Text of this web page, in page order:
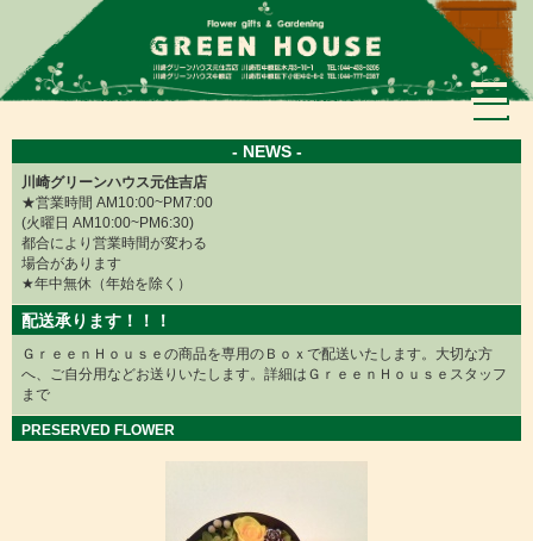
- NEWS -
川崎グリーンハウス元住吉店
★営業時間 AM10:00~PM7:00
(火曜日 AM10:00~PM6:30)
都合により営業時間が変わる
場合があります
★年中無休（年始を除く）
配送承ります！！！
ＧｒｅｅｎＨｏｕｓｅの商品を専用のＢｏｘで配送いたします。大切な方
へ、ご自分用などお送りいたします。詳細はＧｒｅｅｎＨｏｕｓｅスタッフ
まで
PRESERVED FLOWER